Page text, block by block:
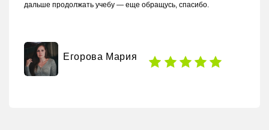
дальше продолжать учебу — еще обращусь, спасибо.
Егорова Мария